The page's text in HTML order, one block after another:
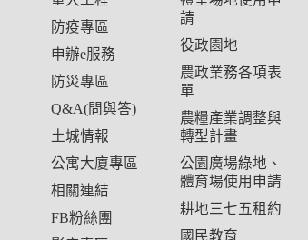
防疫專區
申辦e服務
防災專區
Q&A(問與答)
土城情報
公寓大廈專區
相關連結
FB粉絲團
請
役政園地
農政業務各項表
單
農糧產業調整與
轉型計畫
公園廣場綠地、
體育場使用申請
耕地三七五租約
國民教育